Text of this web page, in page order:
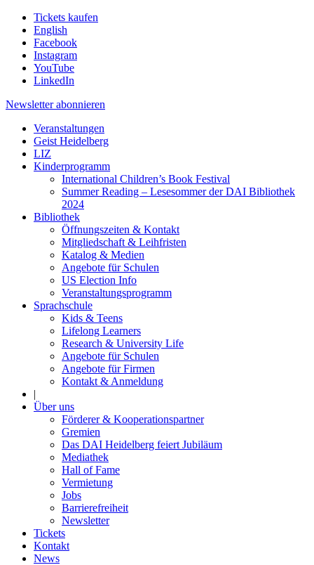
Tickets kaufen
English
Facebook
Instagram
YouTube
LinkedIn
Newsletter abonnieren
Veranstaltungen
Geist Heidelberg
LIZ
Kinderprogramm
International Children’s Book Festival
Summer Reading – Lesesommer der DAI Bibliothek
2024
Bibliothek
Öffnungszeiten & Kontakt
Mitgliedschaft & Leihfristen
Katalog & Medien
Angebote für Schulen
US Election Info
Veranstaltungsprogramm
Sprachschule
Kids & Teens
Lifelong Learners
Research & University Life
Angebote für Schulen
Angebote für Firmen
Kontakt & Anmeldung
|
Über uns
Förderer & Kooperationspartner
Gremien
Das DAI Heidelberg feiert Jubiläum
Mediathek
Hall of Fame
Vermietung
Jobs
Barrierefreiheit
Newsletter
Tickets
Kontakt
News